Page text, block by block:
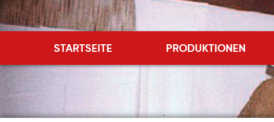
STARTSEITE PRODUKTIONEN